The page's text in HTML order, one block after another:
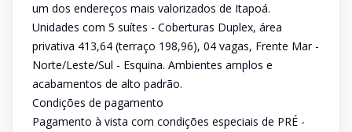
um dos endereços mais valorizados de Itapoá.
Unidades com 5 suítes - Coberturas Duplex, área
privativa 413,64 (terraço 198,96), 04 vagas, Frente Mar -
Norte/Leste/Sul - Esquina. Ambientes amplos e
acabamentos de alto padrão.
Condições de pagamento
Pagamento à vista com condições especiais de PRÉ -